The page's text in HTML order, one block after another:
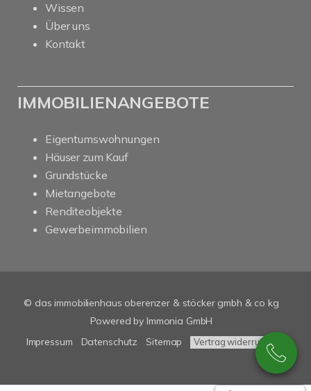
Wissen
Über uns
Kontakt
IMMOBILIENANGEBOTE
Eigentumswohnungen
Häuser zum Kauf
Grundstücke
Mietangebote
Renditeobjekte
Gewerbeimmobilien
© das immobilienhaus oberenzer & stöcker gmbh & co kg
Powered by Immonia GmbH
Impressum
Datenschutz Sitemap Vertrag widerrufen